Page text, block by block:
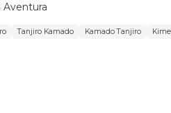
Aventura
Tanjiro Kamado Kamado Tanjiro